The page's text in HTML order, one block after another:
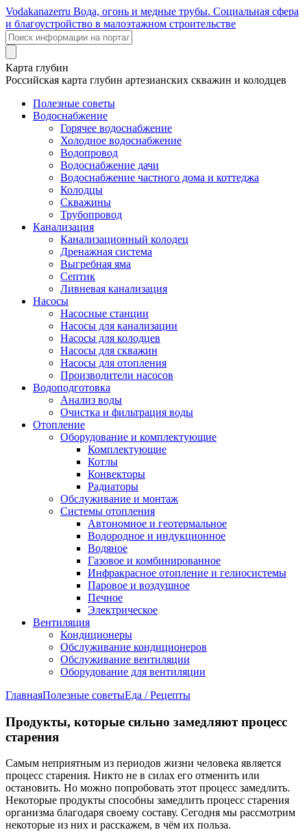
Vodakanazerru Вода, огонь и медные трубы. Социальная сфера
и благоустройство в малоэтажном строительстве
Карта глубин
Российская карта глубин артезианских скважин и колодцев
Полезные советы
Водоснабжение
Горячее водоснабжение
Холодное водоснабжение
Водопровод
Водоснабжение дачи
Водоснабжение частного дома и коттеджа
Колодцы
Скважины
Трубопровод
Канализация
Канализационный колодец
Дренажная система
Выгребная яма
Септик
Ливневая канализация
Насосы
Насосные станции
Насосы для канализации
Насосы для колодцев
Насосы для скважин
Насосы для отопления
Производители насосов
Водоподготовка
Анализ воды
Очистка и фильтрация воды
Отопление
Оборудование и комплектующие
Комплектующие
Котлы
Конвекторы
Радиаторы
Обслуживание и монтаж
Системы отопления
Автономное и геотермальное
Водородное и индукционное
Водяное
Газовое и комбинированное
Инфракрасное отопление и гелиосистемы
Паровое и воздушное
Печное
Электрическое
Вентиляция
Кондиционеры
Обслуживание кондиционеров
Обслуживание вентиляции
Оборудование для вентиляции
ГлавнаяПолезные советыЕда / Рецепты
Продукты, которые сильно замедляют процесс
старения
Самым неприятным из периодов жизни человека является
процесс старения. Никто не в силах его отменить или
остановить. Но можно попробовать этот процесс замедлить.
Некоторые продукты способны замедлить процесс старения
организма благодаря своему составу. Сегодня мы рассмотрим
некоторые из них и расскажем, в чём их польза.